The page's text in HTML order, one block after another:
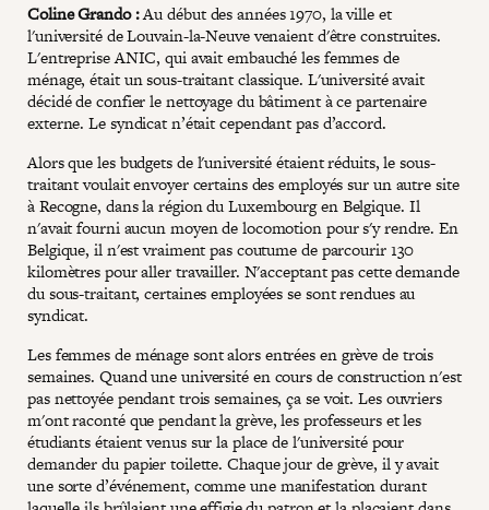
Coline Grando :Au début des années 1970, la ville et
l'université de Louvain-la-Neuve venaient d'être construites.
L'entreprise ANIC, qui avait embauché les femmes de
ménage, était un sous-traitant classique. L'université avait
décidé de confier le nettoyage du bâtiment à ce partenaire
externe. Le syndicat n’était cependant pas d’accord.
Alors que les budgets de l'université étaient réduits, le sous-
traitant voulait envoyer certains des employés sur un autre site
à Recogne, dans la région du Luxembourg en Belgique. Il
n'avait fourni aucun moyen de locomotion pour s'y rendre. En
Belgique, il n'est vraiment pas coutume de parcourir 130
kilomètres pour aller travailler. N'acceptant pas cette demande
du sous-traitant, certaines employées se sont rendues au
syndicat.
Les femmes de ménage sont alors entrées en grève de trois
semaines. Quand une université en cours de construction n'est
pas nettoyée pendant trois semaines, ça se voit. Les ouvriers
m'ont raconté que pendant la grève, les professeurs et les
étudiants étaient venus sur la place de l'université pour
demander du papier toilette. Chaque jour de grève, il y avait
une sorte d’événement, comme une manifestation durant